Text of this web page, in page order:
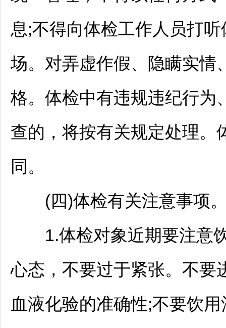
息;不得向体检工作人员打
场。对弄虚作假、隐瞒实情
格。体检中有违规违纪行为
查的，将按有关规定处理。
同。
(四)体检有关注意事项
1.体检对象近期要注意饮
心态，不要过于紧张。不要
血液化验的准确性;不要饮